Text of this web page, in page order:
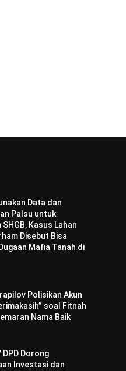
Data dan
Palsu untuk
Kasus Lahan
Disebut Bisa
Mafia Tanah di
Polisikan Akun
soal Fitnah
Nama Baik
DPD Dorong
Investasi dan